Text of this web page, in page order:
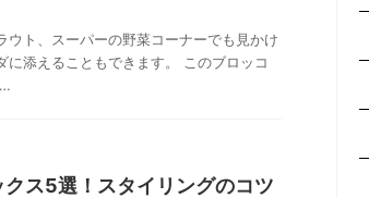
ト、スーパーの野菜コーナーでも見かけ
添えることもできます。 このブロッコ
ス5選！スタイリングのコツ